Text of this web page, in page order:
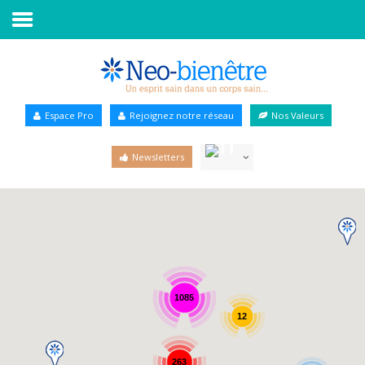
Annuaire Bien-être
Espace Pro Rejoignez notre réseau Nos Valeurs
Newsletters
1085
263
12